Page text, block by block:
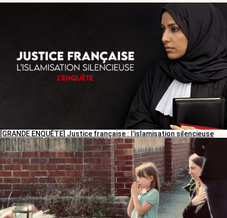
[GRANDE ENQUÊTE] Justice française : l’islamisation silencieuse